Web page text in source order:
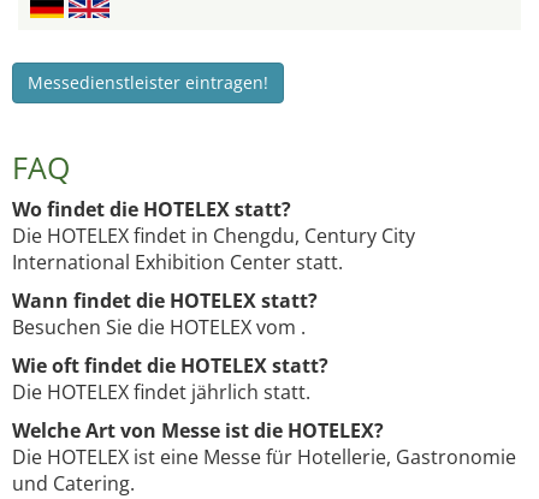
Messedienstleister eintragen!
FAQ
Wo findet die HOTELEX statt?
Die HOTELEX findet in Chengdu, Century City
International Exhibition Center statt.
Wann findet die HOTELEX statt?
Besuchen Sie die HOTELEX vom .
Wie oft findet die HOTELEX statt?
Die HOTELEX findet jährlich statt.
Welche Art von Messe ist die HOTELEX?
Die HOTELEX ist eine Messe für Hotellerie, Gastronomie
und Catering.